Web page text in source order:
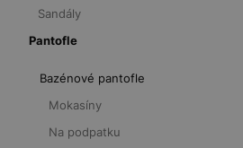
Sandály
Pantofle
Bazénové pantofle
Mokasíny
Na podpatku